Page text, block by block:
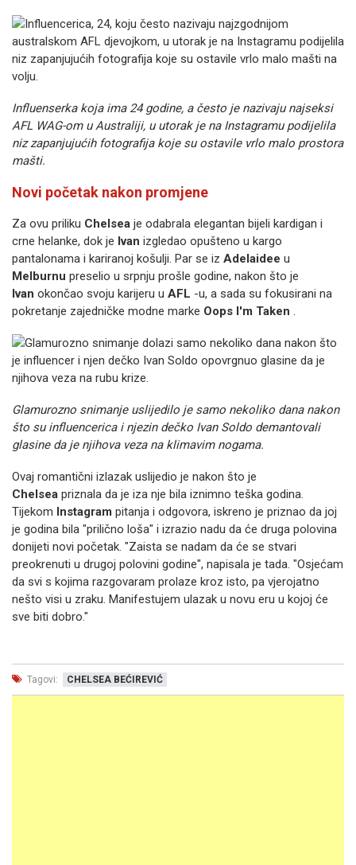
Influenserka koja ima 24 godine, a često je nazivaju najseksi
AFL WAG-om u Australiji, u utorak je na Instagramu podijelila
niz zapanjujućih fotografija koje su ostavile vrlo malo prostora
mašti.
Novi početak nakon promjene
Za ovu priliku Chelsea je odabrala elegantan bijeli kardigan i
crne helanke, dok je Ivan izgledao opušteno u kargo
pantalonama i kariranoj košulji. Par se iz Adelaidee u
Melburnu preselio u srpnju prošle godine, nakon što je
Ivan okončao svoju karijeru u AFL -u, a sada su fokusirani na
pokretanje zajedničke modne marke Oops I'm Taken .
Glamurozno snimanje uslijedilo je samo nekoliko dana nakon
što su influencerica i njezin dečko Ivan Soldo demantovali
glasine da je njihova veza na klimavim nogama.
Ovaj romantični izlazak uslijedio je nakon što je
Chelsea priznala da je iza nje bila iznimno teška godina.
Tijekom Instagram pitanja i odgovora, iskreno je priznao da joj
je godina bila "prilično loša" i izrazio nadu da će druga polovina
donijeti novi početak. "Zaista se nadam da će se stvari
preokrenuti u drugoj polovini godine", napisala je tada. "Osjećam
da svi s kojima razgovaram prolaze kroz isto, pa vjerojatno
nešto visi u zraku. Manifestujem ulazak u novu eru u kojoj će
sve biti dobro."
Tagovi: CHELSEA BEĆIREVIĆ